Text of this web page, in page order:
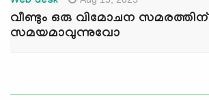
വീണ്ടും ഒരു വിമോചന സമരത്തിന്
സമയമാവുന്നുവോ